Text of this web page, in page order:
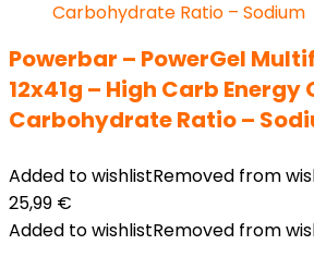
Powerbar – PowerGel
12x41g – High Carb Energy
Carbohydrate Ratio –
Added to wishlistRemoved from
25,99 €
Added to wishlistRemoved from